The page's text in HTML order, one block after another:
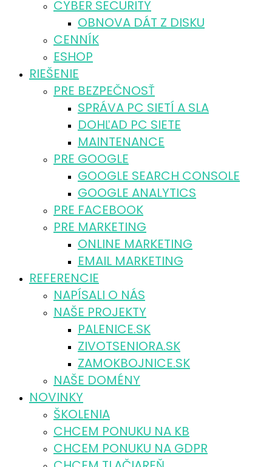
CYBER SECURITY
OBNOVA DÁT Z DISKU
CENNÍK
ESHOP
RIEŠENIE
PRE BEZPEČNOSŤ
SPRÁVA PC SIETÍ A SLA
DOHĽAD PC SIETE
MAINTENANCE
PRE GOOGLE
GOOGLE SEARCH CONSOLE
GOOGLE ANALYTICS
PRE FACEBOOK
PRE MARKETING
ONLINE MARKETING
EMAIL MARKETING
REFERENCIE
NAPÍSALI O NÁS
NAŠE PROJEKTY
PALENICE.SK
ZIVOTSENIORA.SK
ZAMOKBOJNICE.SK
NAŠE DOMÉNY
NOVINKY
ŠKOLENIA
CHCEM PONUKU NA KB
CHCEM PONUKU NA GDPR